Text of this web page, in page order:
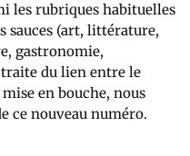
les rubriques habituelles
sauces (art, littérature,
gastronomie,
du lien entre le
en bouche, nous
ce nouveau numéro.